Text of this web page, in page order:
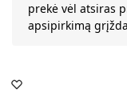
prekė vėl atsiras
apsipirkimą